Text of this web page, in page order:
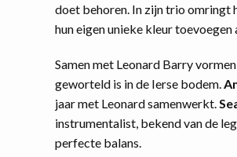
doet behoren. In zijn trio omringt
hun eigen unieke kleur toevoegen
Samen met Leonard Barry
geworteld is in de Ierse bodem.
jaar met Leonard samenwerkt.
instrumentalist, bekend van de
perfecte balans.